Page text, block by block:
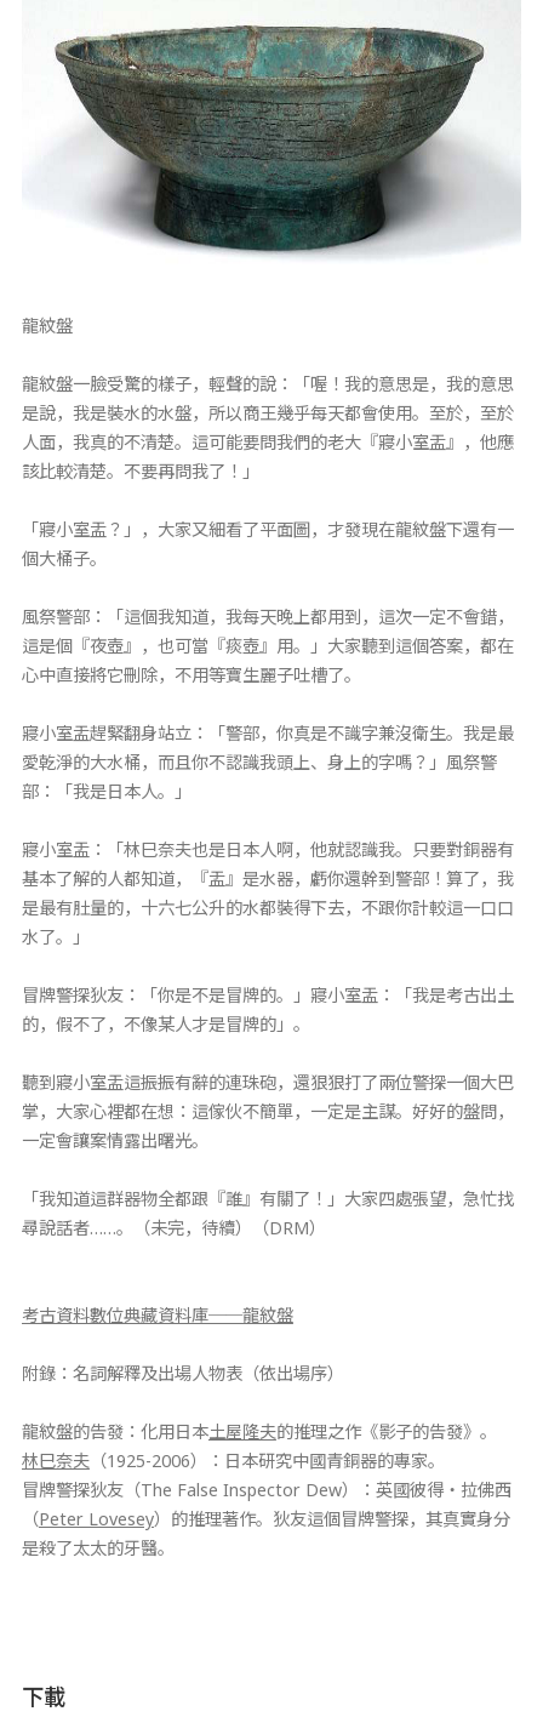
龍紋盤
龍紋盤一臉受驚的樣子，輕聲的說：「喔！我的意思是，我的意思
是說，我是裝水的水盤，所以商王幾乎每天都會使用。至於，至於
人面，我真的不清楚。這可能要問我們的老大『寢小室盂』，他應
該比較清楚。不要再問我了！」
「寢小室盂？」，大家又細看了平面圖，才發現在龍紋盤下還有一
個大桶子。
風祭警部：「這個我知道，我每天晚上都用到，這次一定不會錯，
這是個『夜壺』，也可當『痰壺』用。」大家聽到這個答案，都在
心中直接將它刪除，不用等寶生麗子吐槽了。
寢小室盂趕緊翻身站立：「警部，你真是不識字兼沒衛生。我是最
愛乾淨的大水桶，而且你不認識我頭上、身上的字嗎？」風祭警
部：「我是日本人。」
寢小室盂：「林巳奈夫也是日本人啊，他就認識我。只要對銅器有
基本了解的人都知道，『盂』是水器，虧你還幹到警部！算了，我
是最有肚量的，十六七公升的水都裝得下去，不跟你計較這一口口
水了。」
冒牌警探狄友：「你是不是冒牌的。」寢小室盂：「我是考古出土
的，假不了，不像某人才是冒牌的」。
聽到寢小室盂這振振有辭的連珠砲，還狠狠打了兩位警探一個大巴
掌，大家心裡都在想：這傢伙不簡單，一定是主謀。好好的盤問，
一定會讓案情露出曙光。
「我知道這群器物全都跟『誰』有關了！」大家四處張望，急忙找
尋說話者……。（未完，待續）（DRM）
考古資料數位典藏資料庫──龍紋盤
附錄：名詞解釋及出場人物表（依出場序）
龍紋盤的告發：化用日本土屋隆夫的推理之作《影子的告發》。
林巳奈夫（1925-2006）：日本研究中國青銅器的專家。
冒牌警探狄友（The False Inspector Dew）：英國彼得‧拉佛西
（Peter Lovesey）的推理著作。狄友這個冒牌警探，其真實身分
是殺了太太的牙醫。
下載